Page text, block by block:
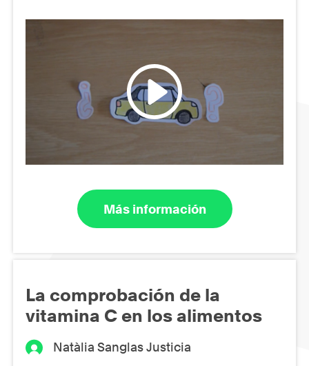
Más información
La comprobación de la
vitamina C en los alimentos
Natàlia Sanglas Justicia